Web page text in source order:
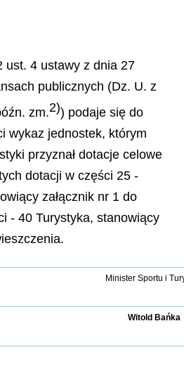
ust. 4 ustawy z dnia 27
publicznych (Dz. U. z
zm.2)) podaje się do
wykaz jednostek, którym
przyznał dotacje celowe
dotacji w części 25 -
załącznik nr 1 do
- 40 Turystyka, stanowiący
Minister Sportu i
Witold Bańka